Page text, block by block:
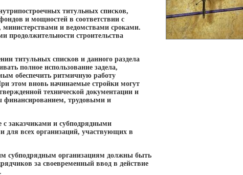
титульных списков,
и мощностей в соответствии с
и ведомствами сроками.
продолжительности строительства
титульных списков и данного раздела
полное использование задела,
обеспечить ритмичную работу
этом вновь начинаемые стройки могут
технической документации и
финансированием, трудовыми и
заказчиками и субподрядными
для всех организаций, участвующих в
субподрядным организациям должны быть
за своевременный ввод в действие